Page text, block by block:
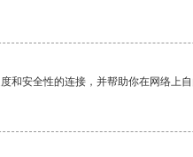
和安全性的连接，并帮助你在网络上自